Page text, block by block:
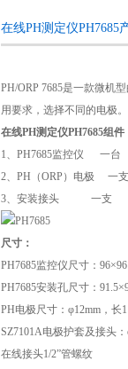
在线PH测定仪PH7685
PH/ORP 7685是一款微机型
用要求，选择不同的电极。
在线PH测定仪PH7685组件
1、 PH7685监控仪
一台
2、 PH （ORP ）电极
一支
3、安装接头 一支
尺寸：
PH7685监控仪尺寸： 96×96
PH7685安装孔尺寸： 91.5×
PH电极尺寸：φ12mm ，长
SZ7101A电极护套及接头
在线接头1/2”管螺纹